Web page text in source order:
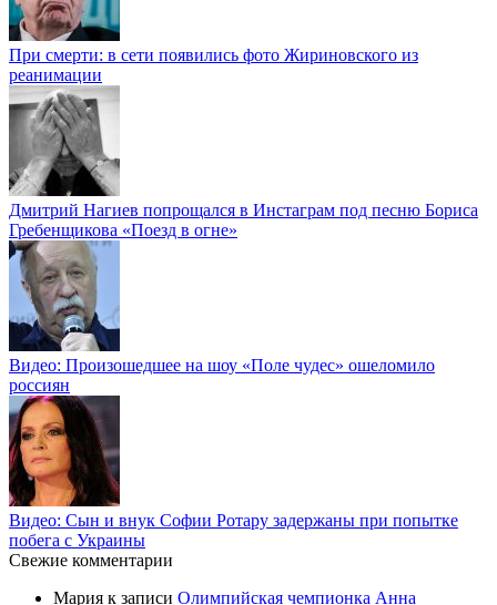
При смерти: в сети появились фото Жириновского из
реанимации
Дмитрий Нагиев попрощался в Инстаграм под песню Бориса
Гребенщикова «Поезд в огне»
Видео: Произошедшее на шоу «Поле чудес» ошеломило
россиян
Видео: Сын и внук Софии Ротару задержаны при попытке
побега с Украины
Свежие комментарии
Мария к записи Олимпийская чемпионка Анна